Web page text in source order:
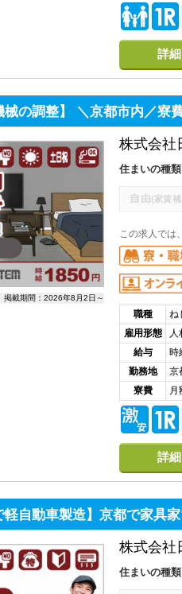
詳
械の調整】 ＼京都市内／寮
掲載期間：2026年8月2日～
株式会社
住まいの種類
自由(家賃
この求人では
職種
ね
雇用形態
人
給与
時
勤務地
京
寮費
月
詳
軽自動車製造】京都で家具
株式会社
住まいの種類